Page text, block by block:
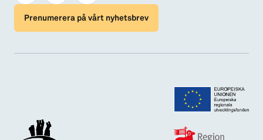
Prenumerera på vårt nyhetsbrev